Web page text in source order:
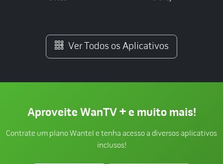
Ver Todos os Aplicativos
Aproveite WanTV + e muito mais!
Contrate um plano Wantel e tenha acesso a diversos aplicativos
inclusos!